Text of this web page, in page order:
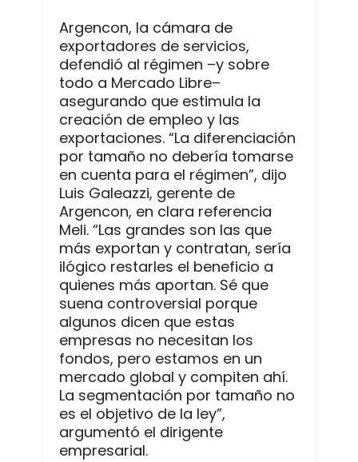
Argencon, la cámara de
exportadores de servicios,
defendió al régimen –y sobre
todo a Mercado Libre–
asegurando que estimula la
creación de empleo y las
exportaciones. “La diferenciación
por tamaño no debería tomarse
en cuenta para el régimen”, dijo
Luis Galeazzi, gerente de
Argencon, en clara referencia
Meli. “Las grandes son las que
más exportan y contratan, sería
ilógico restarles el beneficio a
quienes más aportan. Sé que
suena controversial porque
algunos dicen que estas
empresas no necesitan los
fondos, pero estamos en un
mercado global y compiten ahí.
La segmentación por tamaño no
es el objetivo de la ley”,
argumentó el dirigente
empresarial.